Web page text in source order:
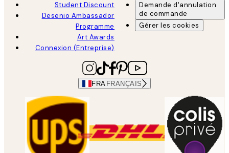
Student Discount
Desenio Ambassador
Programme
Art Awards
Connexion (Entreprise)
Demande d'annulation
de commande
Gérer les cookies
FRA FRANÇAIS